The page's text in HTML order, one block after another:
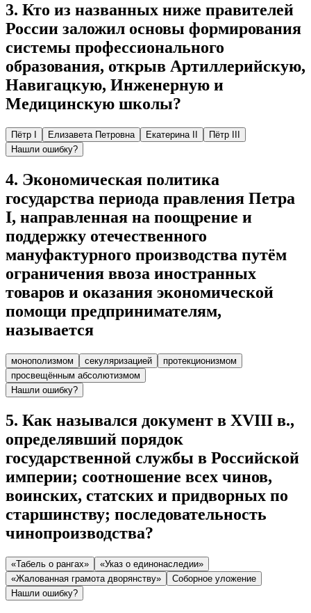
3. Кто из названных ниже правителей
России заложил основы формирования
системы профессионального
образования, открыв Артиллерийскую,
Навигацкую, Инженерную и
Медицинскую школы?
Пётр I Елизавета Петровна Екатерина II
Пётр III
Нашли ошибку?
4. Экономическая политика
государства периода правления Петра
I, направленная на поощрение и
поддержку отечественного
мануфактурного производства путём
ограничения ввоза иностранных
товаров и оказания экономической
помощи предпринимателям,
называется
монополизмом секуляризацией
протекционизмом
просвещённым абсолютизмом
Нашли ошибку?
5. Как назывался документ в XVIII в.,
определявший порядок
государственной службы в Российской
империи; соотношение всех чинов,
воинских, статских и придворных по
старшинству; последовательность
чинопроизводства?
«Табель о рангах»
«Указ о единонаследии»
«Жалованная грамота дворянству»
Соборное уложение
Нашли ошибку?